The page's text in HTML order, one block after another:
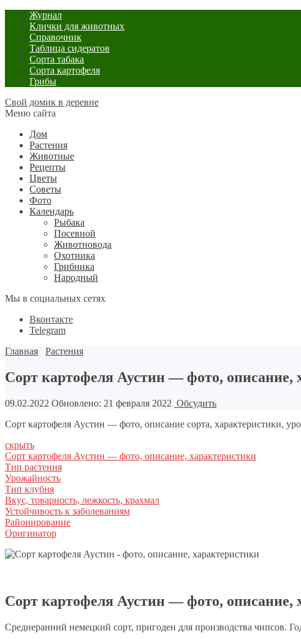
Журнал
Клички для животных
Справочник
Таблица сидератов
Сорта табака
Сорта картофеля
Грибы
Свой домик в деревне
Меню сайта
Дом
Растения
Животные
Рецепты
Цветы
Советы
Фото
Календарь
Рыбака
Посевной
Животновода
Охотника
Грибника
Народный
Мы в социальных сетях
Вконтакте
Telegram
Главная
Растения
Сорт картофеля Аустин — фото, описание,
09.02.2022 Обновлено: 21 февраля 2022 Обсудить
Сорт картофеля Аустин — фото, описание сорта, характеристики,
скрыть
Сорт картофеля Аустин — фото, описание, характеристики
Тип растения
Урожайность
Тип клубня
Вкус, товарность, лежкость, крахмал
Устойчивость к заболеваниям
Районирование
Оригинатор
Сорт картофеля Аустин — фото, описание,
Среднеранний немецкий сорт, пригоден для производства чипсов.